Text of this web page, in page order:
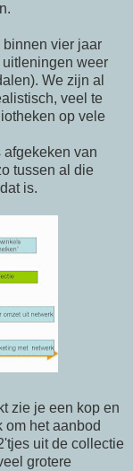
vier jaar
weer
We zijn al
veel te
op vele
van
tussen al die
is.
zie je een kop en
om het aanbod
uit de collectie
grotere